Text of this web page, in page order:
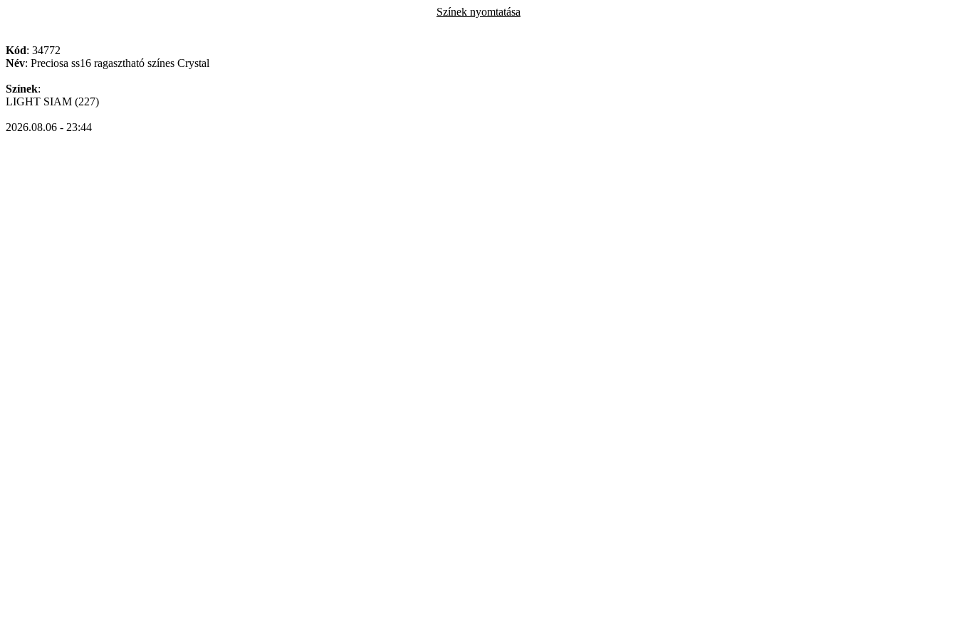
Színek nyomtatása
Kód: 34772
Név: Preciosa ss16 ragasztható színes Crystal
Színek:
LIGHT SIAM (227)
2026.08.06 - 23:44